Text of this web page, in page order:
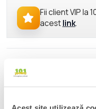
Fii client VIP la
acestlink.
Ermac is the telekinetic